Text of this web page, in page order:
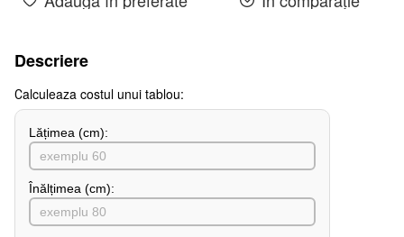
Descriere
Сalculeaza costul unui tablou:
Lățimea (сm):
Înălțimea (cm):